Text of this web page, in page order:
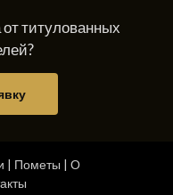
титулованных
| Пометы | О